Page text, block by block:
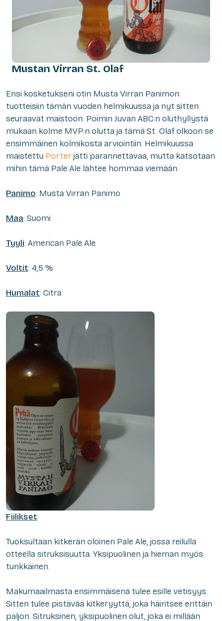
Mustan Virran St. Olaf
Ensi kosketukseni otin Musta Virran Panimon
tuotteisiin tämän vuoden helmikuussa ja nyt sitten
seuraavat maistoon. Poimin Juvan ABC:n oluthyllystä
mukaan kolme MVP:n olutta ja tämä St. Olaf olkoon se
ensimmäinen kolmikosta arviointiin. Helmikuussa
maistettu Porterjätti parannettavaa, mutta katsotaan
mihin tämä Pale Ale lähtee hommaa viemään.
Panimo: Musta Virran Panimo
Maa: Suomi
Tyyli: American Pale Ale
Voltit: 4,5 %
Humalat: Citra
Fiilikset:
Tuoksultaan kitkerän oloinen Pale Ale, jossa reilulla
otteella sitruksisuutta. Yksipuolinen ja hieman myös
tunkkainen.
Makumaailmasta ensimmäisenä tulee esille vetisyys.
Sitten tulee pistävää kitkeryyttä, joka häiritsee erittäin
paljon. Sitruksinen, yksipuolinen olut, joka ei millään